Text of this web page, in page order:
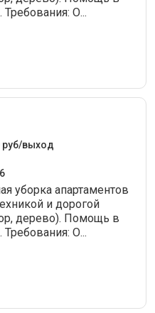
О...
руб/выход
уборка апартаментов
и дорогой
дерево). Помощь в
О...